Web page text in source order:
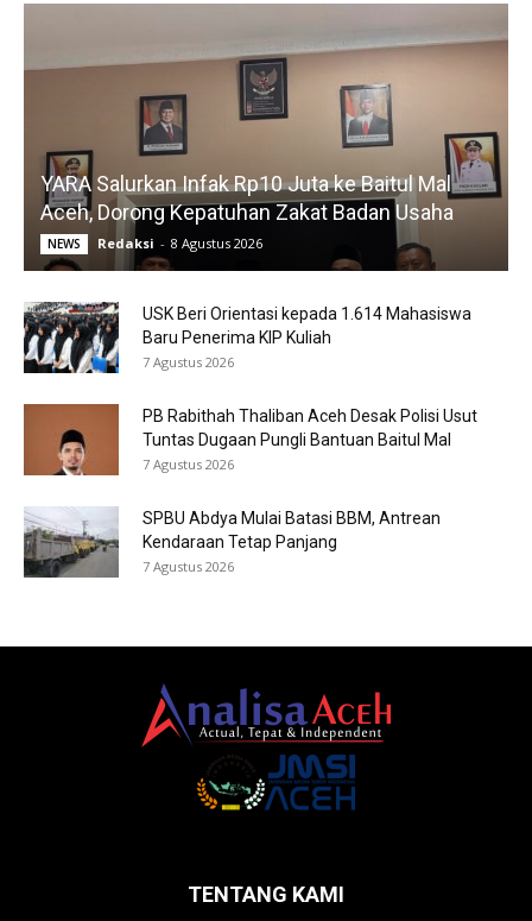
YARA Salurkan Infak Rp10 Juta ke Baitul Mal
Aceh, Dorong Kepatuhan Zakat Badan Usaha
NEWS Redaksi - 8 Agustus 2026
USK Beri Orientasi kepada 1.614 Mahasiswa
Baru Penerima KIP Kuliah
7 Agustus 2026
PB Rabithah Thaliban Aceh Desak Polisi Usut
Tuntas Dugaan Pungli Bantuan Baitul Mal
7 Agustus 2026
SPBU Abdya Mulai Batasi BBM, Antrean
Kendaraan Tetap Panjang
7 Agustus 2026
TENTANG KAMI